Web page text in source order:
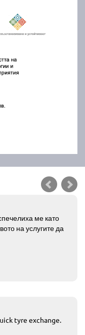
ме като
на услугите да
tyre exchange.